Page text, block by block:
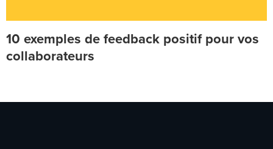
10 exemples de feedback positif pour vos
collaborateurs